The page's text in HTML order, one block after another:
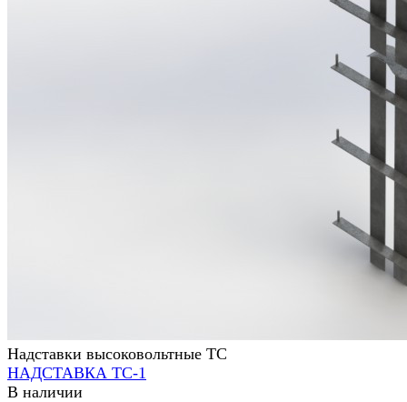
Надставки высоковольтные ТС
НАДСТАВКА ТС-1
В наличии